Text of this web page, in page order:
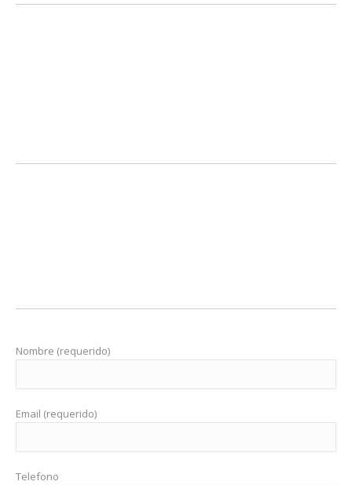
Nombre (requerido)
Email (requerido)
Telefono